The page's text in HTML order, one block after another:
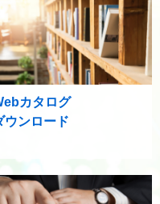
カタログ
ウンロード